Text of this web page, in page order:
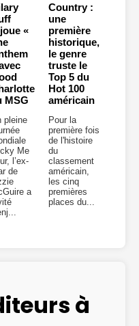
«
MSG
pleine
Me
l’ex-
de
a
Country :
une
première
historique,
le genre
truste le
Top 5 du
Hot 100
américain
Pour la
première fois
de l'histoire
du
classement
américain,
les cinq
premières
places du...
à